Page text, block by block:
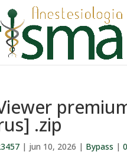
.zip
| jun 10, 2026 | Bypass |